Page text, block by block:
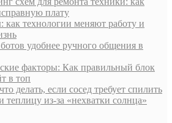
плату
технологии меняют работу и
удобнее ручного общения в
факторы: Как правильный блок
в топ
делать, если сосед требует спилить
теплицу из-за «нехватки солнца»